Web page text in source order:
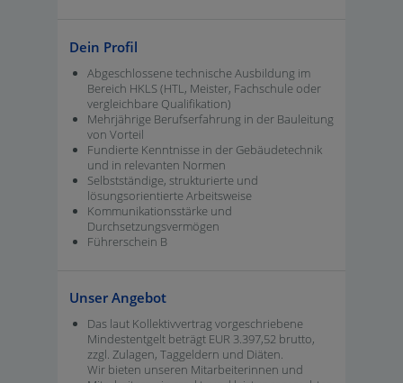
Dein Profil
Abgeschlossene technische Ausbildung im
Bereich HKLS (HTL, Meister, Fachschule oder
vergleichbare Qualifikation)
Mehrjährige Berufserfahrung in der Bauleitung
von Vorteil
Fundierte Kenntnisse in der Gebäudetechnik
und in relevanten Normen
Selbstständige, strukturierte und
lösungsorientierte Arbeitsweise
Kommunikationsstärke und
Durchsetzungsvermögen
Führerschein B
Unser Angebot
Das laut Kollektivvertrag vorgeschriebene
Mindestentgelt beträgt EUR 3.397,52 brutto,
zzgl. Zulagen, Taggeldern und Diäten.
Wir bieten unseren Mitarbeiterinnen und